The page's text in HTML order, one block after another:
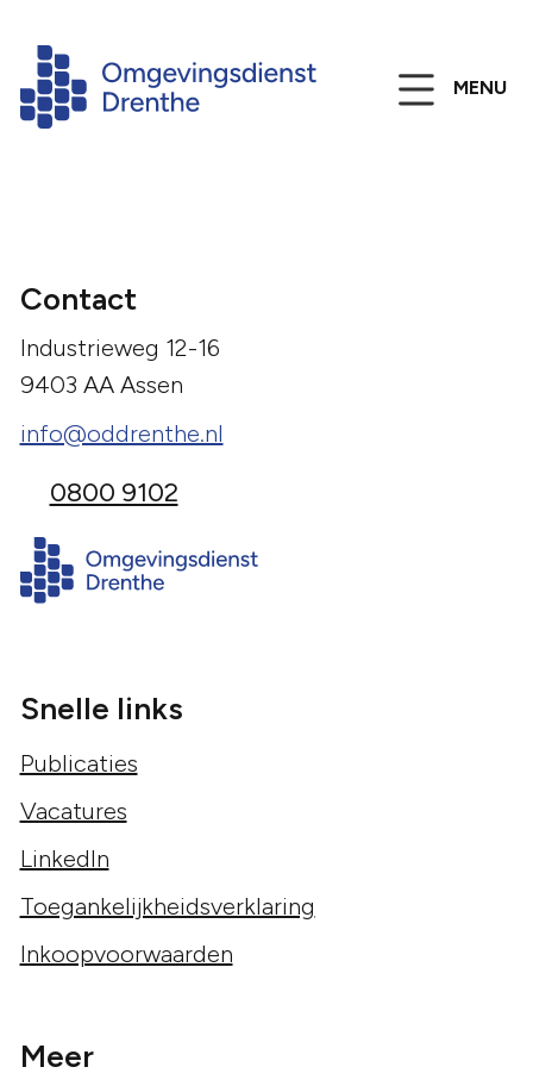
MENU
Contact
Industrieweg 12-16
9403 AA Assen
info@oddrenthe.nl
0800 9102
Snelle links
Publicaties
Vacatures
LinkedIn
Toegankelijkheidsverklaring
Inkoopvoorwaarden
Meer